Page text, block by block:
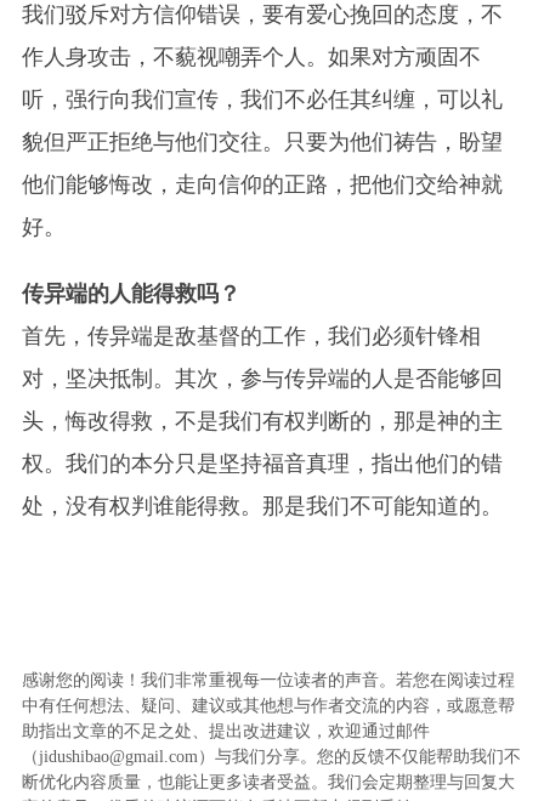
我们驳斥对方信仰错误，要有爱心挽回的态度，不
作人身攻击，不藐视嘲弄个人。如果对方顽固不
听，强行向我们宣传，我们不必任其纠缠，可以礼
貌但严正拒绝与他们交往。只要为他们祷告，盼望
他们能够悔改，走向信仰的正路，把他们交给神就
好。
传异端的人能得救吗？
首先，传异端是敌基督的工作，我们必须针锋相
对，坚决抵制。 其次， 参与传异端的人是否能够回
头，悔改得救，不是我们有权判断的，那是神的主
权。我们的本分只是坚持福音真理，指出他们的错
处，没有权判谁能得救。那是我们不可能知道的。
感谢您的阅读！我们非常重视每一位读者的声音。若您在阅读过程
中有任何想法、疑问、建议或其他想与作者交流的内容，或愿意帮
助指出文章的不足之处、提出改进建议，欢迎通过邮件
（jidushibao@gmail.com）与我们分享。您的反馈不仅能帮助我们不
断优化内容质量，也能让更多读者受益。我们会定期整理与回复大